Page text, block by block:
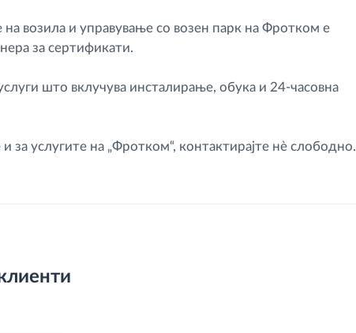
возила и управување со возен парк на Фротком е
за сертификати.
што вклучува инсталирање, обука и 24-часовна
услугите на „Фротком“, контактирајте нè слободно.